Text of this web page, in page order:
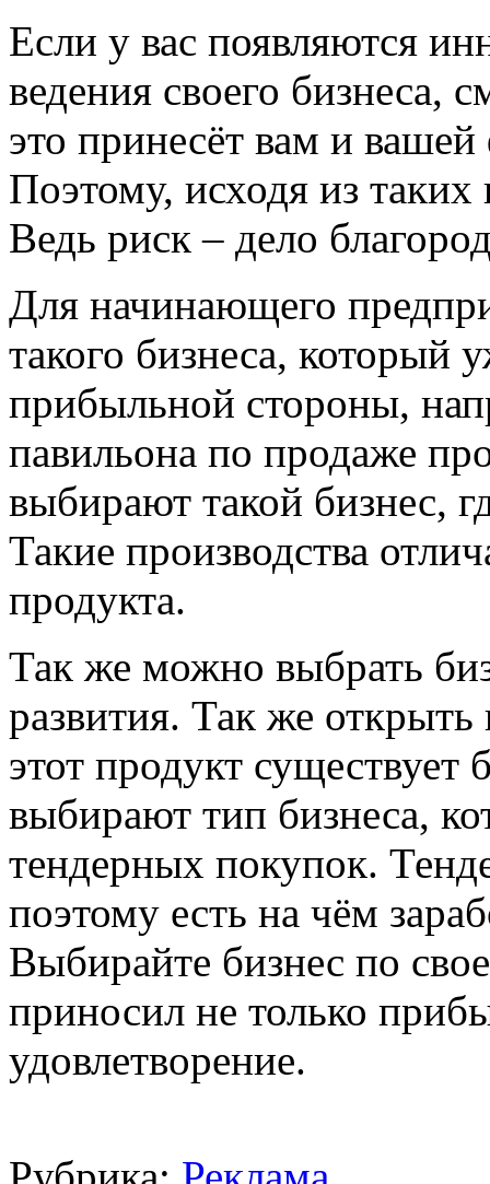
Если у вас появляются
ведения своего бизнеса,
это принесёт вам и
Поэтому, исходя из таких
Ведь риск – дело
Для начинающего
такого бизнеса, который
прибыльной стороны,
павильона по продаже
выбирают такой бизнес,
Такие производства
продукта.
Так же можно выбрать
развития. Так же открыть
этот продукт
выбирают тип бизнеса,
тендерных покупок.
поэтому есть на чём
Выбирайте бизнес по
приносил не только
удовлетворение.